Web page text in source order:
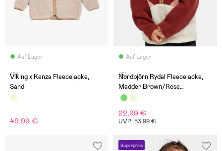
Auf Lager
(0)
Viking x Kenza Fleecejacke,
Sand
49,99 €
Auf Lager
(6)
Nordbjörn Rydal Fleecejacke,
Madder Brown/Rose
Dawn/Oatmeal
22,99 €
UVP: 53,99 €
Superpreis